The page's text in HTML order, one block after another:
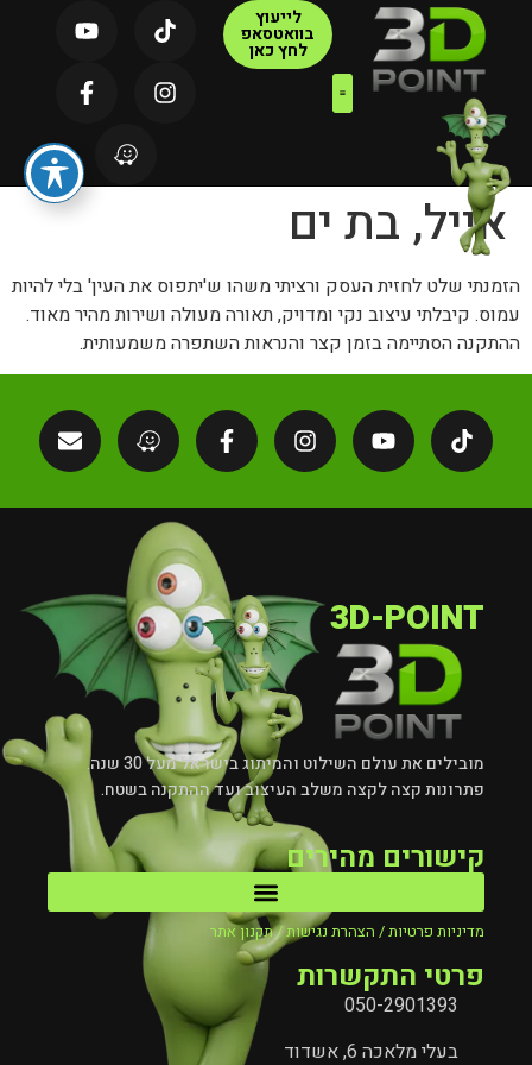
לייעוץ
בוואטסאפ
לחץ כאן
אייל, בת ים
הזמנתי שלט לחזית העסק ורציתי משהו ש'יתפוס את העין' בלי להיות
עמוס. קיבלתי עיצוב נקי ומדויק, תאורה מעולה ושירות מהיר מאוד.
ההתקנה הסתיימה בזמן קצר והנראות השתפרה משמעותית.
3D-POINT
מובילים את עולם השילוט והמיתוג בישראל מעל 30 שנה.
פתרונות קצה לקצה משלב העיצוב ועד ההתקנה בשטח.
קישורים מהירים
מדיניות פרטיות / הצהרת נגישות / תקנון אתר
פרטי התקשרות
050-2901393
בעלי מלאכה 6, אשדוד